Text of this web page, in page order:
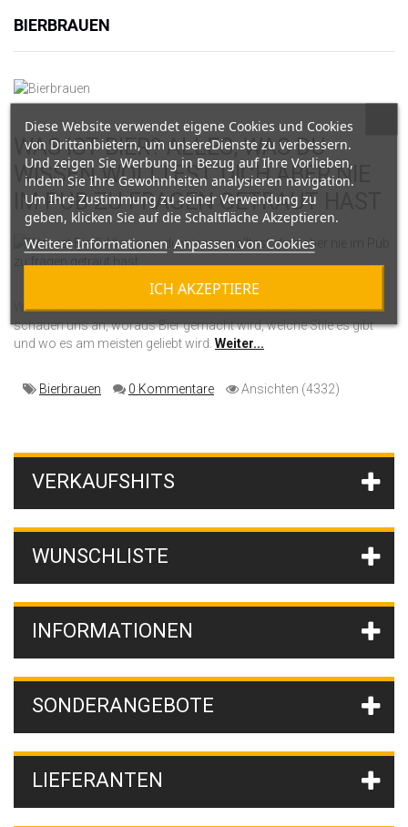
BIERBRAUEN
WAS IST BIER? ALLES, WAS DU
WISSEN WOLLTEST, DICH ABER NIE
IM PUB ZU FRAGEN GETRAUT HAST
Was ist Bier? Von den Sumerern bis zum alkoholfreien IPA – wir
schauen uns an, woraus Bier gemacht wird, welche Stile es gibt
und wo es am meisten geliebt wird. Weiter...
Bierbrauen 0 Kommentare Ansichten (4332)
VERKAUFSHITS
WUNSCHLISTE
INFORMATIONEN
SONDERANGEBOTE
LIEFERANTEN
Diese Website verwendet eigene Cookies und Cookies
von Drittanbietern, um unsereDienste zu verbessern.
Und zeigen Sie Werbung in Bezug auf Ihre Vorlieben,
indem Sie Ihre Gewohnheiten analysieren navigation.
Um Ihre Zustimmung zu seiner Verwendung zu
geben, klicken Sie auf die Schaltfläche Akzeptieren.
Weitere Informationen Anpassen von Cookies
ICH AKZEPTIERE